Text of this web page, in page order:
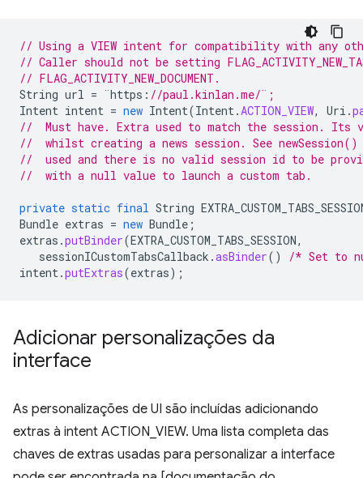
// Using a VIEW intent for compatibility with any
// Caller should not be setting
// FLAG_ACTIVITY_NEW_DOCUMENT.
String url = ¨https : //paul.kinlan.me/¨;
Intent intent = new Intent(Intent.ACTION_VIEW, Uri .
//  Must have. Extra used to match the session. Its
//  whilst creating a news session. See
//  used and there is no valid session id to be
//  with a null value to launch a custom tab.
private static final String
Bundle extras = new Bundle ;
extras .putBinder(EXTRA_CUSTOM_TABS_SESSION,
sessionICustomTabsCallback .asBinder()
/* Set to
intent.putExtras(extras);
Adicionar personalizações da
interface
As personalizações de UI são incluídas adicionando
extras à intent ACTION_VIEW. Uma lista completa das
chaves de extras usadas para personalizar a interface